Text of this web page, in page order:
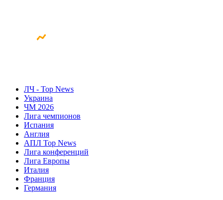
ЛЧ - Top News
Украина
ЧМ 2026
Лига чемпионов
Испания
Англия
АПЛ Top News
Лига конференций
Лига Европы
Италия
Франция
Германия